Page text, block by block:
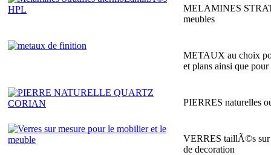
MELAMINES
meubles
METAUX au choix
et plans ainsi que
PIERRES naturelles
VERRES taillÃ©s sur
de decoration